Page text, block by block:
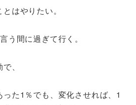
はやりたい。
う間に過ぎて行く。
、
た1％でも、変化させれば、1